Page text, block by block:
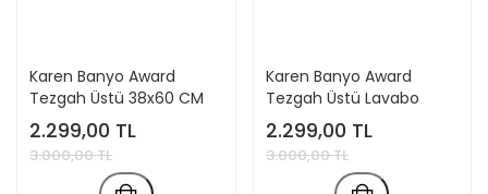
Karen Banyo Award
Tezgah Üstü 38x60 CM
Lavabo
2.299,00 TL
3.000,00 TL
Karen Banyo Award
Tezgah Üstü Lavabo
48x48 cm
2.299,00 TL
3.000,00 TL